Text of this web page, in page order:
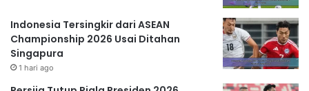
Indonesia Tersingkir dari ASEAN
Championship 2026 Usai Ditahan
Singapura
1 hari ago